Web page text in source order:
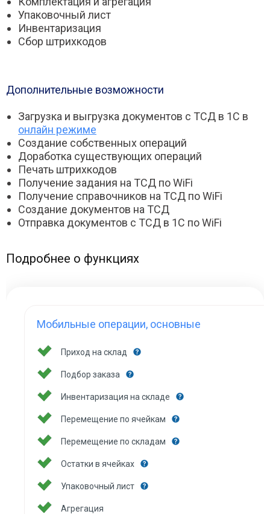
Упаковочный лист
Инвентаризация
Сбор штрихкодов
Дополнительные возможности
Загрузка и выгрузка документов с ТСД в 1С в
онлайн режиме
Создание собственных операций
Доработка существующих операций
Печать штрихкодов
Получение задания на ТСД по WiFi
Получение справочников на ТСД по WiFi
Создание документов на ТСД
Отправка документов с ТСД в 1С по WiFi
Подробнее о функциях
Мобильные операции, основные
Приход на склад
Подбор заказа
Инвентаризация на складе
Перемещение по ячейкам
Перемещение по складам
Остатки в ячейках
Упаковочный лист
Агрегация